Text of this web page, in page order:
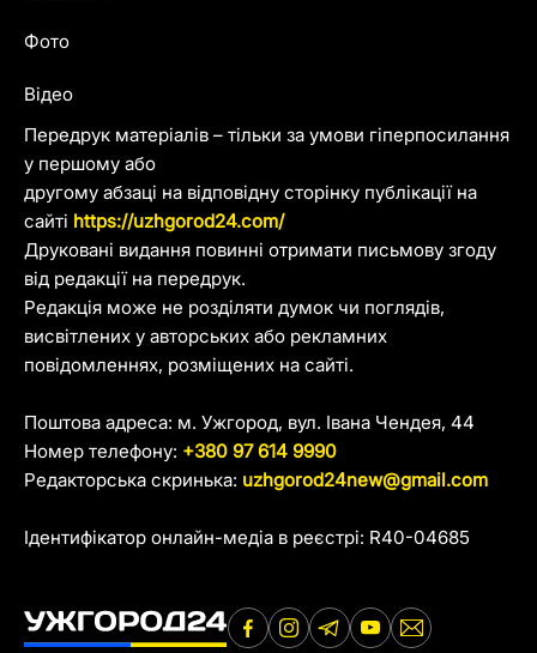
Передрук матеріалів – тільки за умови гіперпосилання
у першому або
другому абзаці на відповідну сторінку публікації на
сайті https://uzhgorod24.com/
Друковані видання повинні отримати письмову згоду
від редакції на передрук.
Редакція може не розділяти думок чи поглядів,
висвітлених у авторських або рекламних
повідомленнях, розміщених на сайті.
Поштова адреса: м. Ужгород, вул. Івана Чендея, 44
Номер телефону: +380 97 614 9990
Редакторська скринька: uzhgorod24new@gmail.com
Ідентифікатор онлайн-медіа в реєстрі: R40-04685
Фото
Відео